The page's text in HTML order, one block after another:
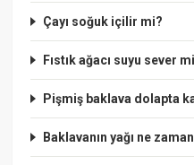
Çayı soğuk içilir mi?
Fıstık ağacı suyu sever
Pişmiş baklava dolapta
Baklavanın yağı ne